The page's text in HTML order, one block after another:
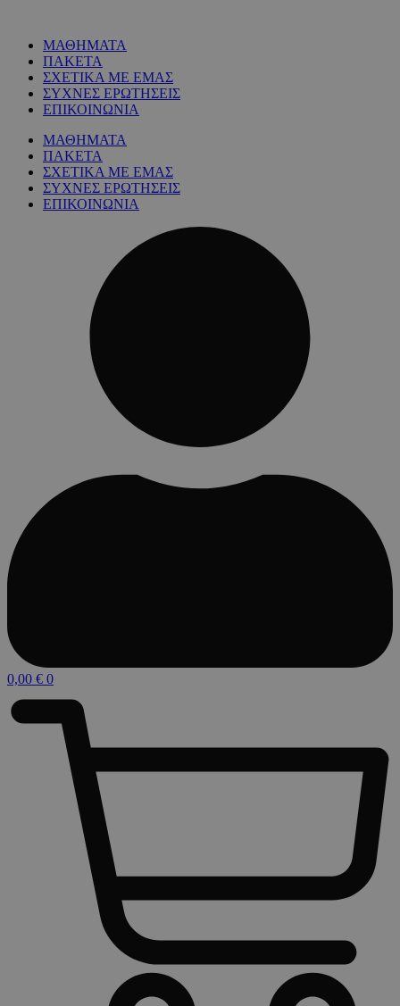
ΜΑΘΗΜΑΤΑ
ΠΑΚΕΤΑ
ΣΧΕΤΙΚΑ ΜΕ ΕΜΑΣ
ΣΥΧΝΕΣ ΕΡΩΤΗΣΕΙΣ
ΕΠΙΚΟΙΝΩΝΙΑ
ΜΑΘΗΜΑΤΑ
ΠΑΚΕΤΑ
ΣΧΕΤΙΚΑ ΜΕ ΕΜΑΣ
ΣΥΧΝΕΣ ΕΡΩΤΗΣΕΙΣ
ΕΠΙΚΟΙΝΩΝΙΑ
0,00 € 0